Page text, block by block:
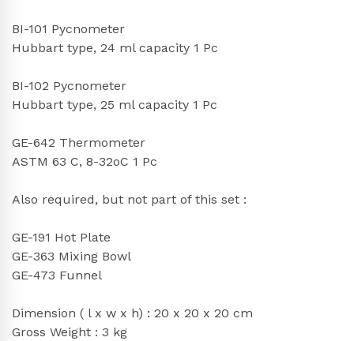
BI-101 Pycnometer
Hubbart type, 24 ml capacity 1 Pc
BI-102 Pycnometer
Hubbart type, 25 ml capacity 1 Pc
GE-642 Thermometer
ASTM 63 C, 8-32oC 1 Pc
Also required, but not part of this set :
GE-191 Hot Plate
GE-363 Mixing Bowl
GE-473 Funnel
Dimension ( l x w x h) : 20 x 20 x 20 cm
Gross Weight : 3 kg